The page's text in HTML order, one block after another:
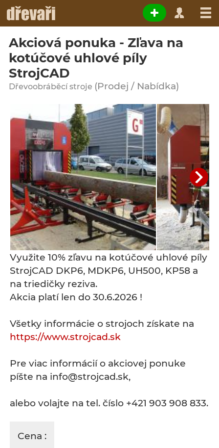
Akciová ponuka - Zľava na
kotúčové uhlové píly
StrojCAD
Dřevoobráběcí stroje (Prodej / Nabídka)
Využite 10% zľavu na kotúčové uhlové píly
StrojCAD DKP6, MDKP6, UH500, KP58 a
na triedičky reziva.
Akcia platí len do 30.6.2026 !
Všetky informácie o strojoch získate na
https://www.strojcad.sk
Pre viac informácií o akciovej ponuke
píšte na info@strojcad.sk,
alebo volajte na tel. číslo +421 903 908 833.
Cena :